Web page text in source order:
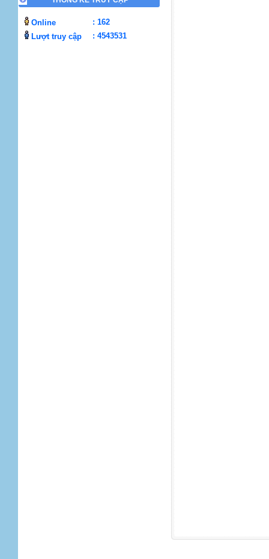
Nguồn gốc ngày Quốc tế phụ nữ 8/3
Nguồn gốc Ngày của Mẹ
Online
: 162
Lượt truy cập
: 4543531